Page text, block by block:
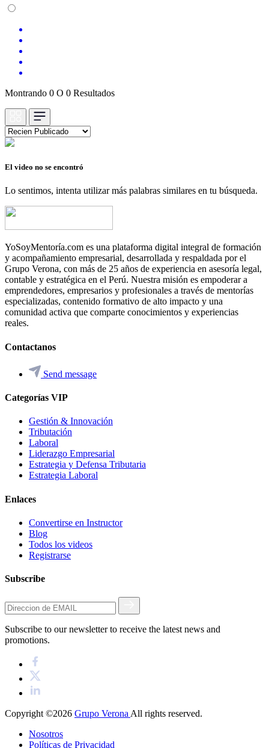
Montrando 0 O 0 Resultados
El video no se encontró
Lo sentimos, intenta utilizar más palabras similares en tu búsqueda.
YoSoyMentoría.com es una plataforma digital integral de formación
y acompañamiento empresarial, desarrollada y respaldada por el
Grupo Verona, con más de 25 años de experiencia en asesoría legal,
contable y estratégica en el Perú. Nuestra misión es empoderar a
emprendedores, empresarios y profesionales a través de mentorías
especializadas, contenido formativo de alto impacto y una
comunidad activa que comparte conocimientos y experiencias
reales.
Contactanos
Send message
Categorías VIP
Gestión & Innovación
Tributación
Laboral
Liderazgo Empresarial
Estrategia y Defensa Tributaria
Estrategia Laboral
Enlaces
Convertirse en Instructor
Blog
Todos los videos
Registrarse
Subscribe
Subscribe to our newsletter to receive the latest news and
promotions.
Copyright ©2026 Grupo VeronaAll rights reserved.
Nosotros
Políticas de Privacidad